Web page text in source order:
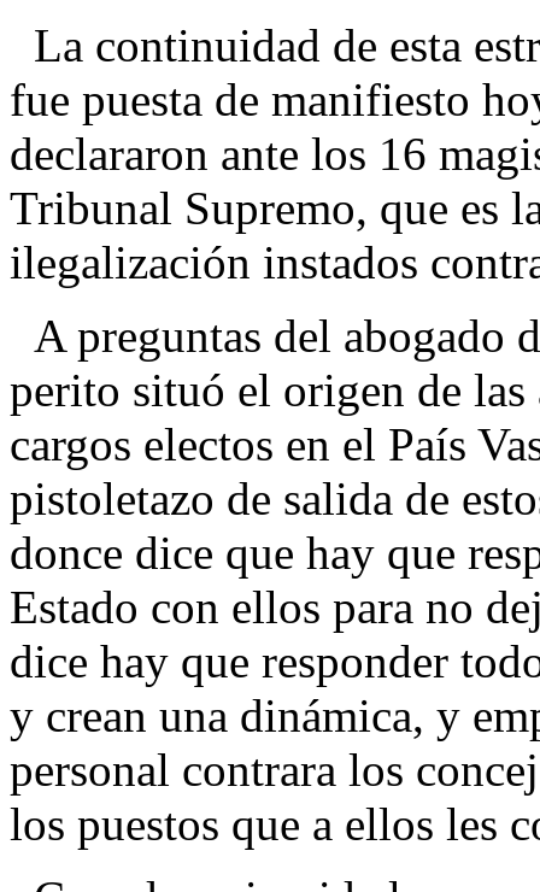
La continuidad de esta
fue puesta de manifiesto
declararon ante los 16
Tribunal Supremo, que es
ilegalización instados
A preguntas del abogado
perito situó el origen de las
cargos electos en el País
pistoletazo de salida de
donce dice que hay que
Estado con ellos para no
dice hay que responder
y crean una dinámica, y
personal contrara los
los puestos que a ellos les